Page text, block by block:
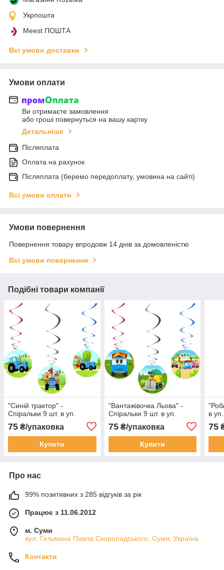
Укрпошта
Meest ПОШТА
Всі умови доставки
Умови оплати
Ви отримаєте замовлення
або гроші повернуться на вашу картку
Детальніше
Післяплата
Оплата на рахунок
Післяплата (беремо передоплату, умовина на сайті)
Всі умови оплати
Умови повернення
Повернення товару впродовж 14 днів за домовленістю
Всі умови повернення
Подібні товари компанії
"Синій трактор" -
Спіральки 9 шт. в уп.
75 ₴/упаковка
Купити
"Вантажівочка Льова" -
Спіральки 9 шт. в уп.
75₴/упаковка
Купити
в уп.
75
Про нас
99% позитивних з 285 відгуків за рік
Працює з 11.06.2012
м. Суми
вул. Гетьмана Павла Скоропадського, Суми, Україна
Контакти